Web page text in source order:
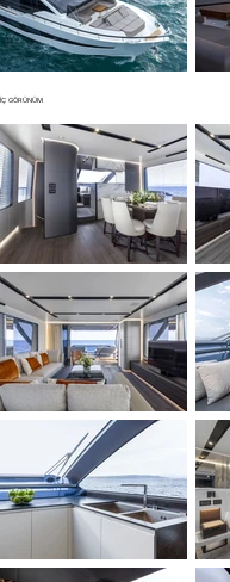
İÇ GÖRÜNÜM